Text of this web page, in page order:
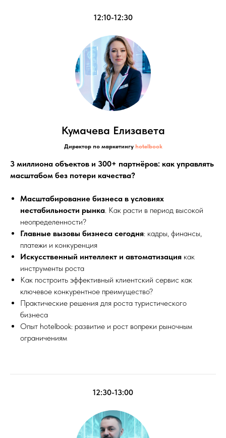
12:10-12:30
Кумачева Елизавета
Директор по маркетингу hotelbook
3 миллиона объектов и 300+ партнёров: как управлять
масштабом без потери качества?
Масштабирование бизнеса в условиях
нестабильности рынка . Как расти в период высокой
неопределенности?
Главные вызовы бизнеса сегодня: кадры, финансы,
платежи и конкуренция
Искусственный интеллект и автоматизация как
инструменты роста
Как построить эффективный клиентский сервис как
ключевое конкурентное преимущество?
Практические решения для роста туристического
бизнеса
Опыт hotelbook: развитие и рост вопреки рыночным
ограничениям
12:30-13:00